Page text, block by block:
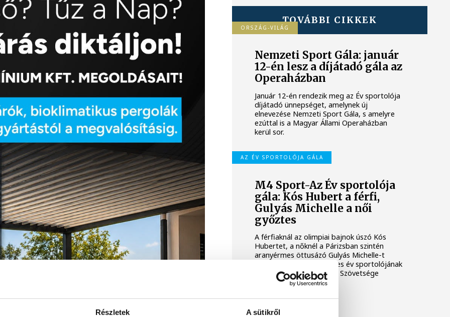
Részletek A sütikről
TOVÁBBI CIKKEK
ORSZÁG-VILÁG
Nemzeti Sport Gála: január
12-én lesz a díjátadó gála az
Operaházban
Január 12-én rendezik meg az Év sportolója
díjátadó ünnepséget, amelynek új
elnevezése Nemzeti Sport Gála, s amelyre
ezúttal is a Magyar Állami Operaházban
kerül sor.
AZ ÉV SPORTOLÓJA GÁLA
M4 Sport-Az Év sportolója
gála: Kós Hubert a férfi,
Gulyás Michelle a női
győztes
A férfiaknál az olimpiai bajnok úszó Kós
Hubertet, a nőknél a Párizsban szintén
aranyérmes öttusázó Gulyás Michelle-t
választotta meg a 2024-es év sportolójának
a Magyar Sportújságírók Szövetsége
(MSÚSZ).